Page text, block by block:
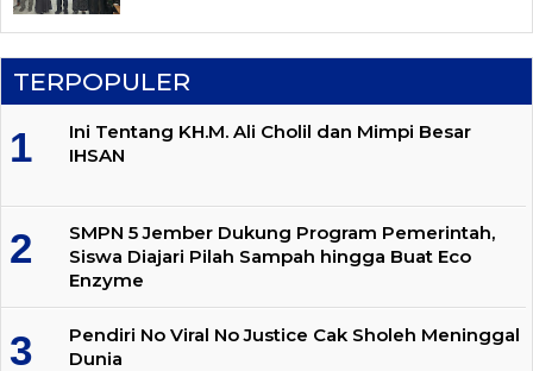
TERPOPULER
Ini Tentang KH.M. Ali Cholil dan Mimpi Besar
IHSAN
SMPN 5 Jember Dukung Program Pemerintah,
Siswa Diajari Pilah Sampah hingga Buat Eco
Enzyme
Pendiri No Viral No Justice Cak Sholeh Meninggal
Dunia